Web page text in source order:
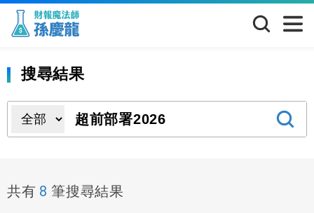
搜尋結果
共有 8 筆搜尋結果